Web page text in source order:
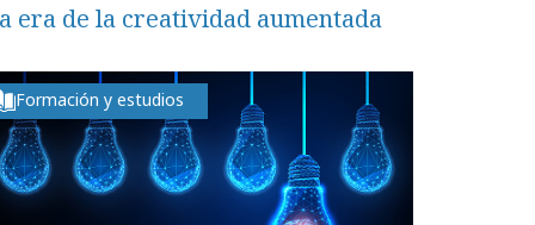
era de la creatividad aumentada
Formación y estudios